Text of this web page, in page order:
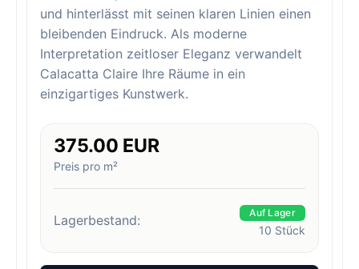
und hinterlässt mit seinen klaren Linien einen
bleibenden Eindruck. Als moderne
Interpretation zeitloser Eleganz verwandelt
Calacatta Claire Ihre Räume in ein
einzigartiges Kunstwerk.
375.00 EUR
Preis pro m²
Lagerbestand: Auf Lager
10 Stück